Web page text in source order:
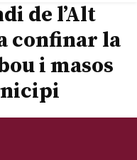
de l’Alt
confinar la
i masos